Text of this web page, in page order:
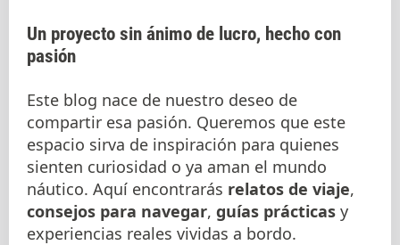
Un proyecto sin ánimo de lucro, hecho con
pasión
Este blog nace de nuestro deseo de
compartir esa pasión. Queremos que este
espacio sirva de inspiración para quienes
sienten curiosidad o ya aman el mundo
náutico. Aquí encontrarás relatos de viaje,
consejos para navegar, guías prácticas y
experiencias reales vividas a bordo.